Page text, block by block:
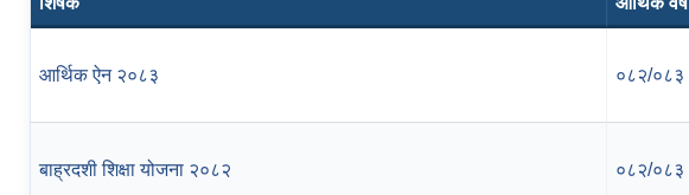
आर्थिक ऐन २०८३ ०८२/०८३
बाह्रदशी शिक्षा योजना २०८२ ०८२/०८३